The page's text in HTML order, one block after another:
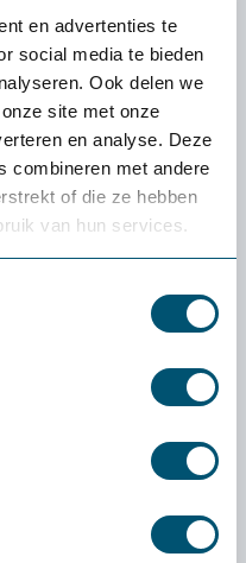
en advertenties te
social media te bieden
Ook delen we
site met onze
en analyse. Deze
combineren met andere
of die ze hebben
van hun services.
je niets. Enige